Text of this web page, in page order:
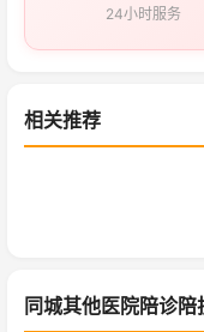
24小时服务
相关推荐
同城其他医院陪诊陪